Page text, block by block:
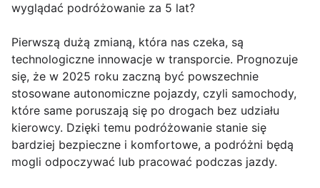
wyglądać podróżowanie za 5 lat?
Pierwszą dużą zmianą, która nas czeka, są
technologiczne innowacje w transporcie. Prognozuje
się, że w 2025 roku zaczną być powszechnie
stosowane autonomiczne pojazdy, czyli samochody,
które same poruszają się po drogach bez udziału
kierowcy. Dzięki temu podróżowanie stanie się
bardziej bezpieczne i komfortowe, a podróżni będą
mogli odpoczywać lub pracować podczas jazdy.